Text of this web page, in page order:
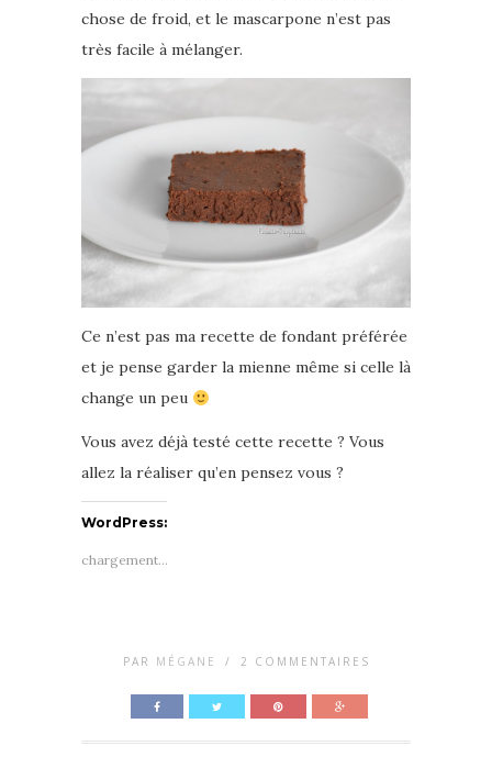
chose de froid, et le mascarpone n’est pas
très facile à mélanger.
Ce n’est pas ma recette de fondant préférée
et je pense garder la mienne même si celle là
change un peu
Vous avez déjà testé cette recette ? Vous
allez la réaliser qu’en pensez vous ?
WordPress:
chargement…
PAR MÉGANE / 2 COMMENTAIRES